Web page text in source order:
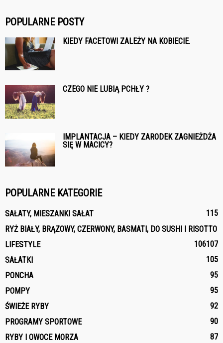
POPULARNE POSTY
KIEDY FACETOWI ZALEŻY NA KOBIECIE.
CZEGO NIE LUBIĄ PCHŁY ?
IMPLANTACJA – KIEDY ZARODEK ZAGNIEŻDŻA
SIĘ W MACICY?
POPULARNE KATEGORIE
SAŁATY, MIESZANKI SAŁAT
115
RYŻ BIAŁY, BRĄZOWY, CZERWONY, BASMATI, DO SUSHI I RISOTTO
107
LIFESTYLE
106
SAŁATKI
105
PONCHA
95
POMPY
95
ŚWIEŻE RYBY
92
PROGRAMY SPORTOWE
90
RYBY I OWOCE MORZA
87